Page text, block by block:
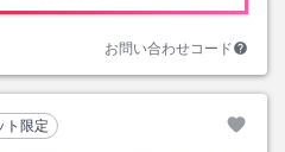
お問い合わせコード
ト限定